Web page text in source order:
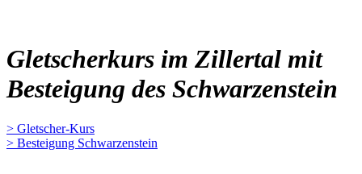
Gletscherkurs im Zillertal mit
Besteigung des Schwarzenstein
> Gletscher-Kurs
> Besteigung Schwarzenstein